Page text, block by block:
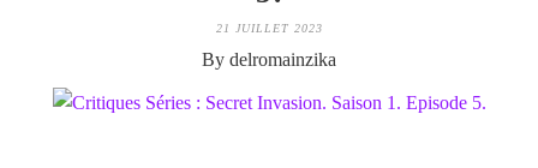
21 JUILLET 2023
By delromainzika